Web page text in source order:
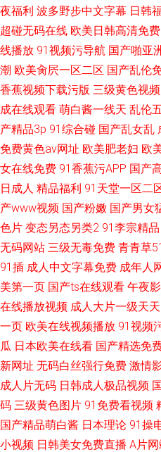
夜福利 波多野步中文字幕 日韩
超碰无码在线 欧美日韩高清免费
线播放 91视频污导航 国产啪亚
潮 欧美肏屄一区二区 国产乱伦
香蕉视频下载污版 三级黄色视
成在线观看 萌白酱一线天 乱伦
产精品3p 91综合碰 国产乱女乱
免费黄色av网址 欧美肥老妇 欧
女在线免费 91香蕉污APP 国产
日成人 精品福利 91天堂一区二
产www视频 国产粉嫩 国产男女
色片 变态另态另类2 91李宗精品
无码网站 三级无毒免费 青青草51
91插 成人中文字幕免费 成年人
美第一页 国产ts在线观看 午夜
在线播放视频 成人大片一级天天
一页 欧美在线视频播放 91视频
瓜 日本欧美在线看 国产精选免
新网址 无码白丝强行免费 激情
成人片无码 日韩成人极品视频
码 三级黄色图片 91免费看视频
国产精品萌白酱 日本理论 91操
小视频 日韩美女免费直播 A片